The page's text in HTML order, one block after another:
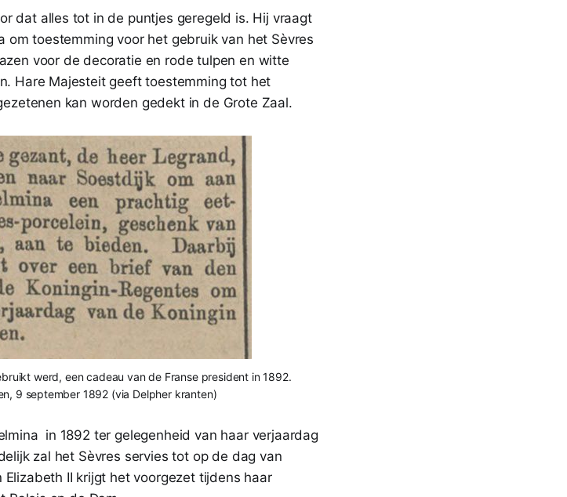
dat alles tot in de puntjes geregeld is. Hij vraagt
om toestemming voor het gebruik van het Sèvres
voor de decoratie en rode tulpen en witte
Hare Majesteit geeft toestemming tot het
kan worden gedekt in de Grote Zaal.
werd, een cadeau van de Franse president in 1892.
9 september 1892 (via Delpher kranten)
in 1892 ter gelegenheid van haar verjaardag
zal het Sèvres servies tot op de dag van
II krijgt het voorgezet tijdens haar